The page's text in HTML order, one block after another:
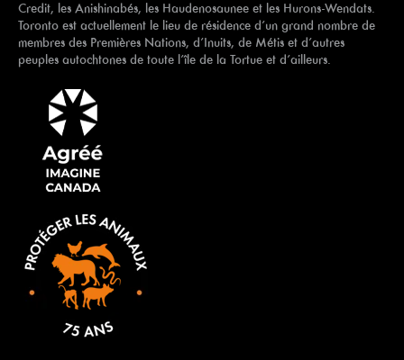
Credit, les Anishinabés, les Haudenosaunee et les Hurons-Wendats.
Toronto est actuellement le lieu de résidence d’un grand nombre de
membres des Premières Nations, d’Inuits, de Métis et d’autres
peuples autochtones de toute l’île de la Tortue et d’ailleurs.